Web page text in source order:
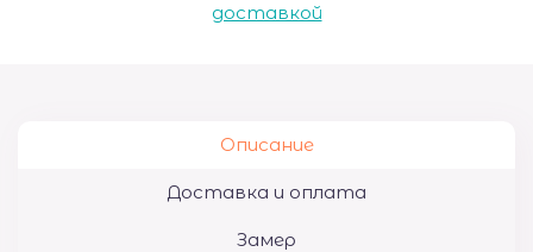
доставкой
Описание
Доставка и оплата
Замер